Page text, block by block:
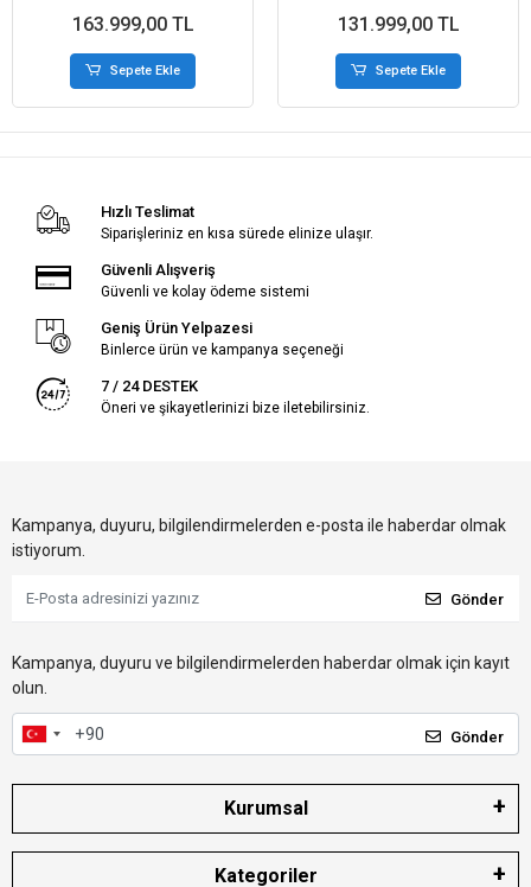
163.999,00 TL
Sepete Ekle
131.999,00 TL
Sepete Ekle
Hızlı Teslimat
Siparişleriniz en kısa sürede elinize ulaşır.
Güvenli Alışveriş
Güvenli ve kolay ödeme sistemi
Geniş Ürün Yelpazesi
Binlerce ürün ve kampanya seçeneği
7 / 24 DESTEK
Öneri ve şikayetlerinizi bize iletebilirsiniz.
Kampanya, duyuru, bilgilendirmelerden e-posta ile haberdar olmak
istiyorum.
Gönder
Kampanya, duyuru ve bilgilendirmelerden haberdar olmak için kayıt
olun.
Gönder
Kurumsal
Kategoriler